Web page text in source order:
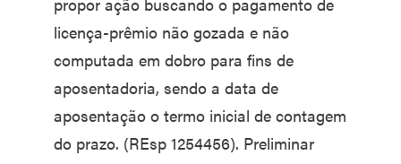
licença-prêmio não gozada e não
computada em dobro para fins de
aposentadoria, sendo a data de
aposentação o termo inicial de contagem
do prazo. (REsp 1254456). Preliminar